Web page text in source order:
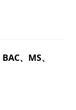
、MS、